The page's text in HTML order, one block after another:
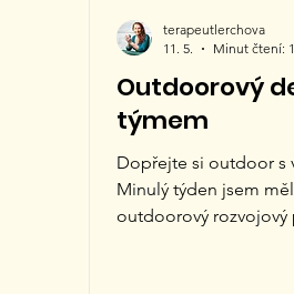
Outdoorový
týmem
Dopřejte si outdoor s
Minulý týden jsem
outdoorový rozvojový
terapeutlerchova
11. 5.
Minut čtení: 1